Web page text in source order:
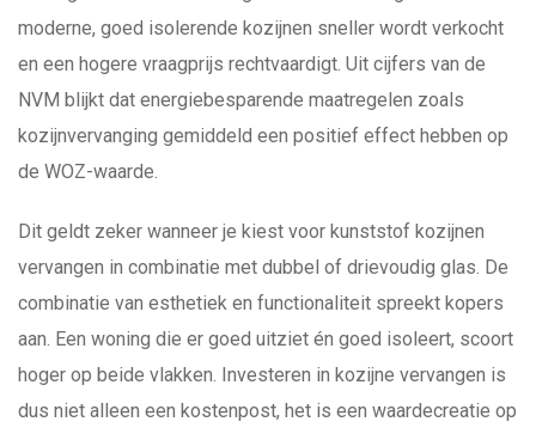
moderne, goed isolerende kozijnen sneller wordt verkocht
en een hogere vraagprijs rechtvaardigt. Uit cijfers van de
NVM blijkt dat energiebesparende maatregelen zoals
kozijnvervanging gemiddeld een positief effect hebben op
de WOZ-waarde.
Dit geldt zeker wanneer je kiest voor kunststof kozijnen
vervangen in combinatie met dubbel of drievoudig glas. De
combinatie van esthetiek en functionaliteit spreekt kopers
aan. Een woning die er goed uitziet én goed isoleert, scoort
hoger op beide vlakken. Investeren in kozijne vervangen is
dus niet alleen een kostenpost, het is een waardecreatie op